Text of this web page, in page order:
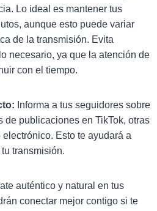
Lo ideal es mantener tus
aunque esto puede variar
de la transmisión. Evita
necesario, ya que la atención de
con el tiempo.
Informa a tus seguidores sobre
de publicaciones en TikTok, otras
Esto te ayudará a
transmisión.
auténtico y natural en tus
conectar mejor contigo si te